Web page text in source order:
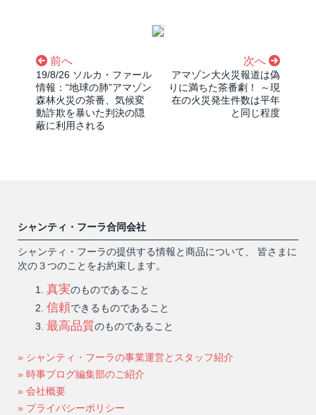
前へ
19/8/26 ソルカ・ファール
情報：“地球の肺”アマゾン
森林火災の茶番、気候変
動詐欺を暴いた判決の隠
蔽に利用される
次へ
アマゾン大火災報道は偽
りに満ちた茶番劇！ ～現
在の火災発生件数は平年
と同じ程度
シャンティ・フーラ合同会社
シャンティ・フーラの提供する情報と商品について、 皆さまに
次の３つのことをお約束します。
真実のものであること
信頼できるものであること
最高品質のものであること
» シャンティ・フーラの事業運営とスタッフ紹介
» 時事ブログ編集部のご紹介
» 会社概要
» プライバシーポリシー